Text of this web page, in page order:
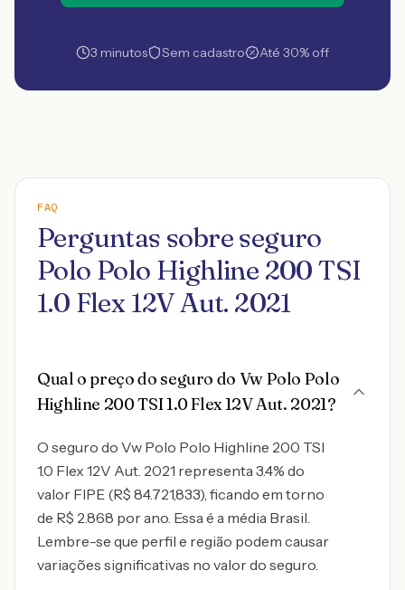
3 minutos Sem cadastro Até 30% off
FAQ
Perguntas sobre seguro
Polo Polo Highline 200 TSI
1.0 Flex 12V Aut. 2021
Qual o preço do seguro do Vw Polo Polo
Highline 200 TSI 1.0 Flex 12V Aut. 2021?
O seguro do Vw Polo Polo Highline 200 TSI
1.0 Flex 12V Aut. 2021 representa 3.4% do
valor FIPE (R$ 84.721,833), ficando em torno
de R$ 2.868 por ano. Essa é a média Brasil.
Lembre-se que perfil e região podem causar
variações significativas no valor do seguro.